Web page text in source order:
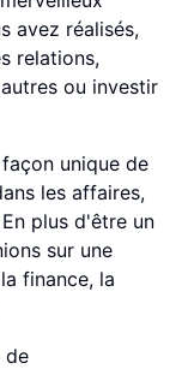
avez réalisés,
relations,
ou investir
unique de
les affaires,
plus d'être un
sur une
finance, la
de